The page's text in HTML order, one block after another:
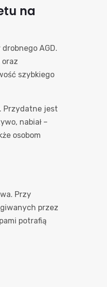
na
AGD.
szybkiego
Przydatne jest
nabiał –
osobom
Przy
przez
potrafią